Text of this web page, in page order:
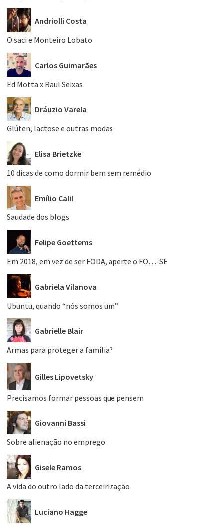
Andriolli Costa
O saci e Monteiro Lobato
Carlos Guimarães
Ed Motta x Raul Seixas
Dráuzio Varela
Glúten, lactose e outras modas
Elisa Brietzke
10 dicas de como dormir bem sem remédio
Emílio Calil
Saudade dos blogs
Felipe Goettems
Em 2018, em vez de ser FODA, aperte o FO…-SE
Gabriela Vilanova
Ubuntu, quando “nós somos um”
Gabrielle Blair
Armas para proteger a família?
Gilles Lipovetsky
Precisamos formar pessoas que pensem
Giovanni Bassi
Sobre alienação no emprego
Gisele Ramos
A vida do outro lado da terceirização
Luciano Hagge